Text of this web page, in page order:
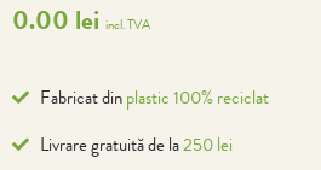
0.00 lei incl. TVA
Fabricat dinplastic 100% reciclat
Livrare gratuită de la250 lei